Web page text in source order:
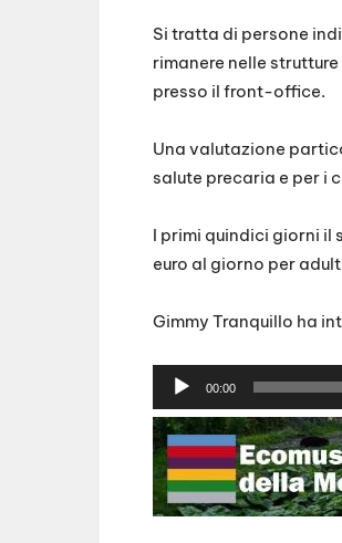
Si tratta di persone
rimanere nelle
presso il front-office.
Una valutazione
salute precaria e per i
I primi quindici giorni il
euro al giorno per
Gimmy Tranquillo ha
u
d
i
o
P
00:00